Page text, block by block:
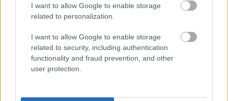
I want to allow Google to enable storage
related to personalization.
I want to allow Google to enable storage
related to security, including authentication
functionality and fraud prevention, and other
user protection.